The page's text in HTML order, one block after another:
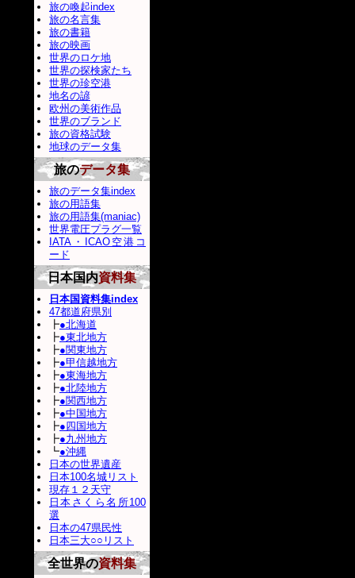
旅の喚起index
旅の名言集
旅の書籍
旅の映画
世界のロケ地
世界の探検家たち
世界の珍空港
地名の諺
欧州の美術作品
世界のブランド
旅の資格試験
地球のデータ集
旅のデータ集
旅のデータ集index
旅の用語集
旅の用語集(maniac)
世界電圧プラグ一覧
IATA・ICAO空港コ
ード
日本国内資料集
日本国資料集index
47都道府県別
┣●北海道
┣●東北地方
┣●関東地方
┣●甲信越地方
┣●東海地方
┣●北陸地方
┣●関西地方
┣●中国地方
┣●四国地方
┣●九州地方
┗●沖縄
日本の世界遺産
日本100名城リスト
現存１２天守
日本さくら名所100
選
日本の47県民性
日本三大○○リスト
全世界の資料集